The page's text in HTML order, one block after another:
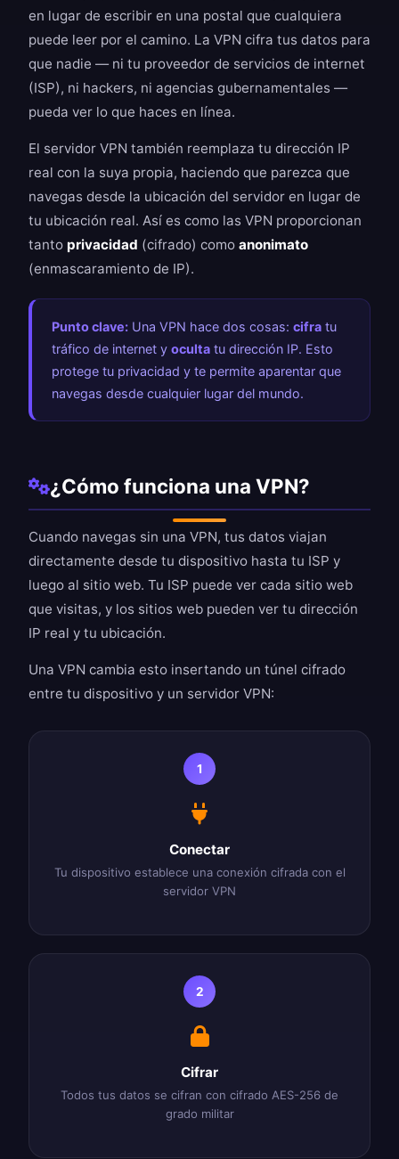
en lugar de escribir en una postal que cualquiera
puede leer por el camino. La VPN cifra tus datos para
que nadie — ni tu proveedor de servicios de internet
(ISP), ni hackers, ni agencias gubernamentales —
pueda ver lo que haces en línea.
El servidor VPN también reemplaza tu dirección IP
real con la suya propia, haciendo que parezca que
navegas desde la ubicación del servidor en lugar de
tu ubicación real. Así es como las VPN proporcionan
tanto privacidad (cifrado) como anonimato
(enmascaramiento de IP).
Punto clave: Una VPN hace dos cosas: cifra tu
tráfico de internet y oculta tu dirección IP. Esto
protege tu privacidad y te permite aparentar que
navegas desde cualquier lugar del mundo.
¿Cómo funciona una VPN?
Cuando navegas sin una VPN, tus datos viajan
directamente desde tu dispositivo hasta tu ISP y
luego al sitio web. Tu ISP puede ver cada sitio web
que visitas, y los sitios web pueden ver tu dirección
IP real y tu ubicación.
Una VPN cambia esto insertando un túnel cifrado
entre tu dispositivo y un servidor VPN:
1
Conectar
Tu dispositivo establece una conexión cifrada con el
servidor VPN
2
Cifrar
Todos tus datos se cifran con cifrado AES-256 de
grado militar